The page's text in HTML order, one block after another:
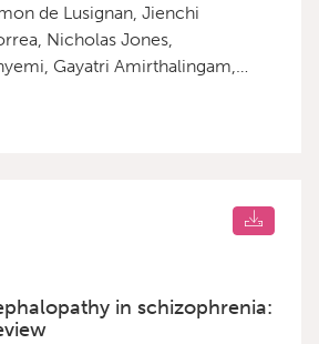
de Lusignan, Jienchi
Nicholas Jones,
Gayatri Amirthalingam,
Filipa Ferreira, Jamie Lopez
in schizophrenia: